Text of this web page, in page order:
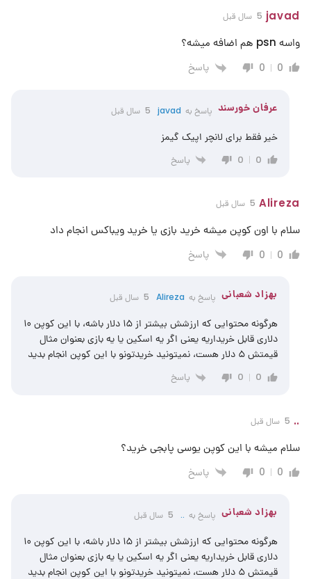
javad 5 سال قبل
واسه psn هم اضافه میشه؟
0
0 پاسخ
عرفان خورسند پاسخ به javad 5 سال قبل
خیر فقط برای لانچر اپیک گیمز
0
0 پاسخ
Alireza 5 سال قبل
سلام با اون کوپن میشه خرید بازی یا خرید ویباکس انجام داد
0
0 پاسخ
بهزاد شعبانی پاسخ به Alireza 5 سال قبل
هرگونه محتوایی که ارزشش بیشتر از ۱۵ دلار باشه، با این کوپن ۱۰
دلاری قابل خریداریه یعنی اگر یه اسکین یا یه بازی بعنوان مثال
قیمتش ۵ دلار هست، نمیتونید خریدتونو با این کوپن انجام بدید
0
0 پاسخ
.. 5 سال قبل
سلام میشه با این کوپن یوسی پابجی خرید؟
0
0 پاسخ
بهزاد شعبانی پاسخ به .. 5 سال قبل
هرگونه محتوایی که ارزشش بیشتر از ۱۵ دلار باشه، با این کوپن ۱۰
دلاری قابل خریداریه یعنی اگر یه اسکین یا یه بازی بعنوان مثال
قیمتش ۵ دلار هست، نمیتونید خریدتونو با این کوپن انجام بدید